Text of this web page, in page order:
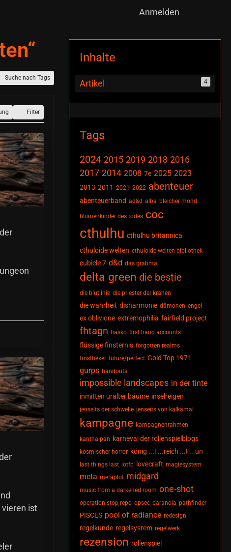
Anmelden
Suche nach Tags
Filter
ist
Inhalte
Artikel 4
Tags
2024 2015 2019 2018 2016
2017 2014 2008 7e 2025 2023
2013 2011 2021 2022 abenteuer
abenteuerband ad&d alba bleicher mond
blumenkinder des todes coc
cthulhu cthulhu britannica
cthuloide welten cthuloide welten bibliothek
cubicle 7 d&d das grabmal
delta green die bestie
die blutlinie die priester der krähen
die wahrheit disharmonie dämonen engel
ex oblivione extremophilia fairfield project
fhtagn fiasko first hand accounts
flüssige finsternis forgotten realms
frosthexer future/perfect Gold Top 1971
gurps handouts
impossible landscapes in der tinte
inmitten uralter bäume inselreigen
jenseits der schwelle jenseits von kalkamal
kampagne kampagnenrahmen
kanthaipan karneval der rollenspielblogs
kosmischer horror könig ...! ...reich ...! ...un
last things last lotfp lovecraft magiesystem
meta metaplot midgard
music from a darkened room one-shot
operation stop repo opsec paranoia pathfinder
PISCES pool of radiance redesign
regelkunde regelsystem regelwerk
rezension rollenspiel